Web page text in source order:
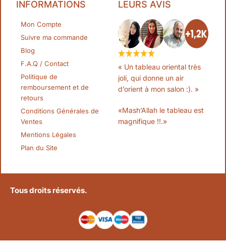
INFORMATIONS
Mon Compte
Suivre ma commande
Blog
F.A.Q / Contact
Politique de
remboursement et de
retours
Conditions Générales de
Ventes
Mentions Légales
Plan du Site
LEURS AVIS
« Un tableau oriental très
joli, qui donne un air
d’orient à mon salon :). »
«Mash’Allah le tableau est
magnifique !!.»
Tous droits réservés.